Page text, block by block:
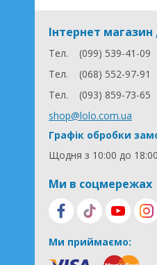
Інтернет
Тел.
(099) 539-41-09
Тел.
(068) 552-97-91
Тел.
(093) 859-73-65
shop@lolo.com.ua
Графік обробки
Щодня з 10:00 до 18:00
Ми в соцмережах
Ми приймаємо: